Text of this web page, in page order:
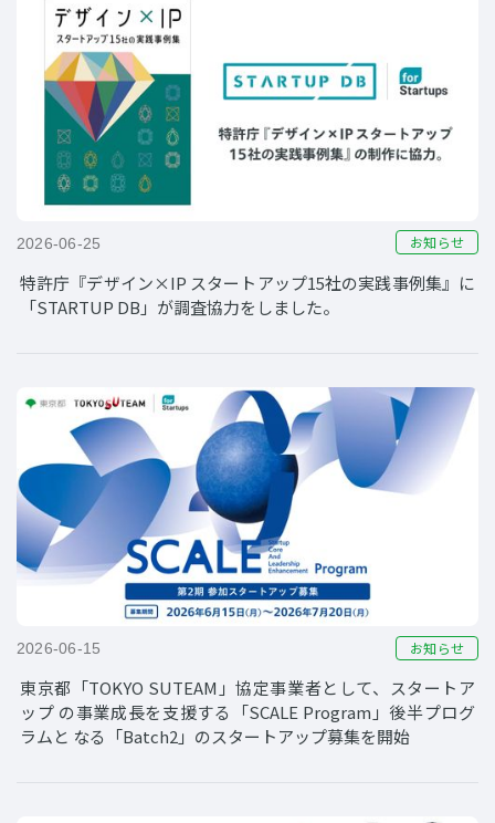
2026-06-25 お知らせ
特許庁『デザイン×IP スタートアップ15社の実践事例集』に
「STARTUP DB」が調査協力をしました。
2026-06-15 お知らせ
東京都「TOKYO SUTEAM」協定事業者として、スタートア
ップ の事業成長を支援する「SCALE Program」後半プログ
ラムと なる「Batch2」のスタートアップ募集を開始